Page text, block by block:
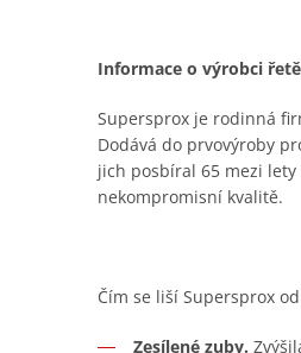
Informace o výrobci
Supersprox je rodinná
Dodává do prvovýroby
jich posbíral 65 mezi lety
nekompromisní kvalitě.
Čím se liší Supersprox
Zesílené zuby.